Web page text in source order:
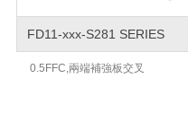
FD11-xxx-S281 SERIES
0.5FFC,兩端補強板交叉